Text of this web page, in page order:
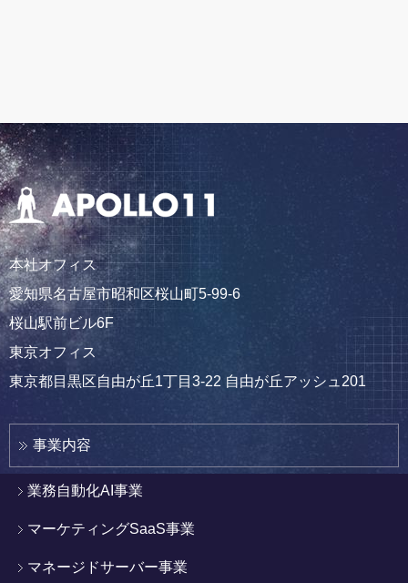
本社オフィス
愛知県名古屋市昭和区桜山町5-99-6
桜山駅前ビル6F
東京オフィス
東京都目黒区自由が丘1丁目3-22 自由が丘アッシュ201
事業内容
業務自動化AI事業
マーケティングSaaS事業
マネージドサーバー事業